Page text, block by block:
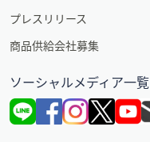
プレスリリース
商品供給会社募集
ソーシャルメディア一覧